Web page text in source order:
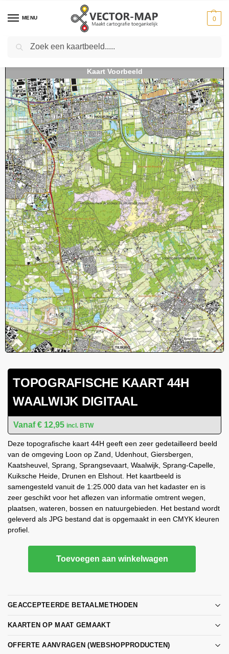
MENU 0
Home Kaarten - Topografische kaarten
TOPOGRAFISCHE KAART 44H
WAALWIJK DIGITAAL
€ 12,95 incl. BTW
Deze topografische kaart 44H geeft een zeer gedetailleerd beeld
van de omgeving Loon op Zand, Udenhout, Giersbergen,
Kaatsheuvel, Sprang, Sprangsevaart, Waalwijk, Sprang-Capelle,
Kuiksche Heide, Drunen en Elshout. Het kaartbeeld is
samengesteld vanuit de 1:25.000 data van het kadaster en is
zeer geschikt voor het aflezen van informatie omtrent wegen,
plaatsen, wateren, bossen en natuurgebieden. Het bestand wordt
geleverd als JPG bestand dat is opgemaakt in een CMYK kleuren
profiel.
Toevoegen aan winkelwagen
GEACCEPTEERDE BETAALMETHODEN
KAARTEN OP MAAT GEMAAKT
OFFERTE AANVRAGEN (WEBSHOPPRODUCTEN)